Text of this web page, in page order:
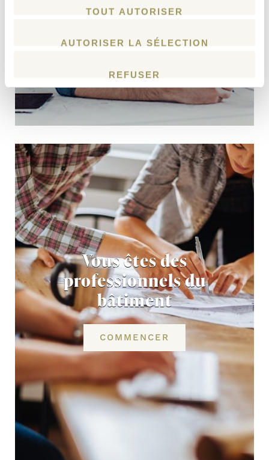
TOUT AUTORISER
AUTORISER LA SÉLECTION
REFUSER
Vous êtes des
professionnels du
bâtiment
COMMENCER